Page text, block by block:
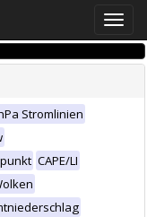
Toggle
Stromlinien
CAPE/LI